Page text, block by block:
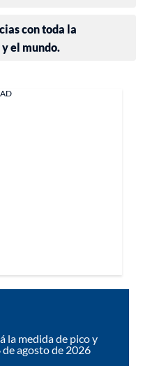
con toda la
el mundo.
la medida de pico y
de agosto de 2026